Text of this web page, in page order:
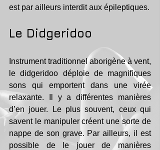
Le Didgeridoo
Instrument traditionnel aborigène à vent,
le didgeridoo déploie de magnifiques
sons qui emportent dans une virée
relaxante. Il y a différentes manières
d’en jouer. Le plus souvent, ceux qui
savent le manipuler créent une sorte de
nappe de son grave. Par ailleurs, il est
possible de le jouer de manières